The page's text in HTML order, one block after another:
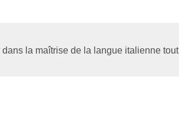
la maîtrise de la langue italienne tout